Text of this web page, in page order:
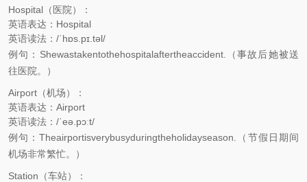
Hospital（医院）：
英语表达：Hospital
英语读法：/ˈhɒs.pɪ.təl/
例句：Shewastakentothehospitalaftertheaccident.（事故后她被送
往医院。）
Airport（机场）：
英语表达：Airport
英语读法：/ˈeə.pɔːt/
例句：Theairportisverybusyduringtheholidayseason.（节假日期间
机场非常繁忙。）
Station（车站）：